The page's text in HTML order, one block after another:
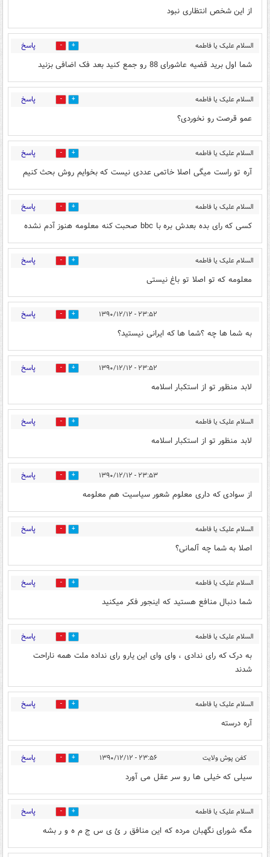
الزهرا
از این شخص انتظاری نبود
السلام علیک یا فاطمه
الزهرا
۲۳:۴۷ - ۱۳۹۰/۱۲/۱۲
0 پاسخ
شما اول برید قضیه عاشورای 88 رو جمع کنید بعد فک اضافی بزنید
السلام علیک یا فاطمه
الزهرا
0 پاسخ
عمو قرصت رو نخوردی؟
السلام علیک یا فاطمه
الزهرا
0 پاسخ
آره تو راست میگی اصلا خاتمی عددی نیست که بخوایم روش بحث کنیم
السلام علیک یا فاطمه
الزهرا
۲۳:۵۱ - ۱۳۹۰/۱۲/۱۲
0 پاسخ
کسی که رای بده بعدش بره با bbc صحبت کنه معلومه هنوز آدم نشده
السلام علیک یا فاطمه
الزهرا
۲۳:۵۲ - ۱۳۹۰/۱۲/۱۲
0 پاسخ
معلومه که تو اصلا تو باغ نیستی
۲۳:۵۲ - ۱۳۹۰/۱۲/۱۲ 0 پاسخ
به شما ها چه ؟شما ها که ایرانی نیستید؟
۲۳:۵۲ - ۱۳۹۰/۱۲/۱۲ 0 پاسخ
لابد منظور تو از استکبار اسلامه
السلام علیک یا فاطمه
الزهرا
0 پاسخ
لابد منظور تو از استکبار اسلامه
۲۳:۵۳ - ۱۳۹۰/۱۲/۱۲ 0 پاسخ
از سوادی که داری معلوم شعور سیاسیت هم معلومه
السلام علیک یا فاطمه
الزهرا
0 پاسخ
اصلا به شما چه آلمانی؟
السلام علیک یا فاطمه
الزهرا
۲۳:۵۴ - ۱۳۹۰/۱۲/۱۲
0 پاسخ
شما دنبال منافع هستید که اینجور فکر میکنید
السلام علیک یا فاطمه
الزهرا
۲۳:۵۵ - ۱۳۹۰/۱۲/۱۲
0 پاسخ
به درک که رای ندادی ، وای وای این یارو رای نداده ملت همه ناراحت
شدند
السلام علیک یا فاطمه
الزهرا
0 پاسخ
آره درسته
کفن پوش ولایت ۲۳:۵۶ - ۱۳۹۰/۱۲/۱۲ 0 پاسخ
سیلی که خیلی ها رو سر عقل می آورد
السلام علیک یا فاطمه
الزهرا
۲۳:۵۶ - ۱۳۹۰/۱۲/۱۲
0 پاسخ
مگه شورای نگهبان مرده که این منافق ر ئ ی س ج م ه و ر بشه